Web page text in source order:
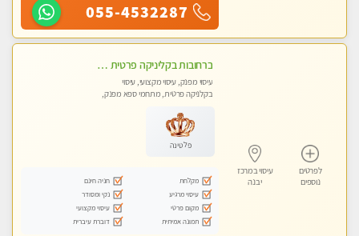
055-4532287
לפרטים
נוספים
עיסוי במרכז
יבנה
ברחובות בקליניקה פרטית כל סוגי העיסויים מעסה מקצועית ואיכותית פרטי!!
עיסוי מפנק, עיסוי מקצועי, עיסוי
בקלניקה פרטית, מתחמי ספא מפנק,
פלטינה
מקלחת
חניה חינם
עיסוי מרגיע
נקי ומסודר
מקום פרטי
עיסוי מקצועי
תמונה אמיתית
דוברת עיברית